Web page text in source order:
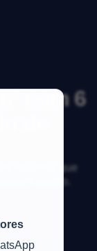
com 6
de
inquilino que
1 quarto.